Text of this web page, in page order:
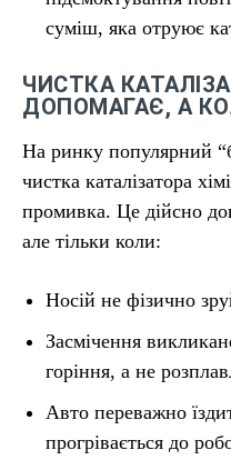
суміш, яка отруює
ЧИСТКА
ДОПОМАГАЄ, А
На ринку популярний
чистка каталізатора
промивка. Це дійсно
але тільки коли:
Носій не фізично
Засмічення
горіння, а не
Авто переважно
прогрівається до